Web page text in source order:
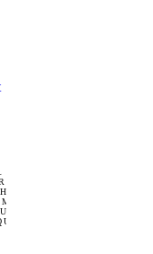
|
|